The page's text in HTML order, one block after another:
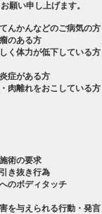
願い申し上げます。
んかんなどのご病気の方
のある方
く体力が低下している方
症がある方
肉離れをおこしている方
術の要求
き抜き行為
のボディタッチ
を与えられる行動・発言